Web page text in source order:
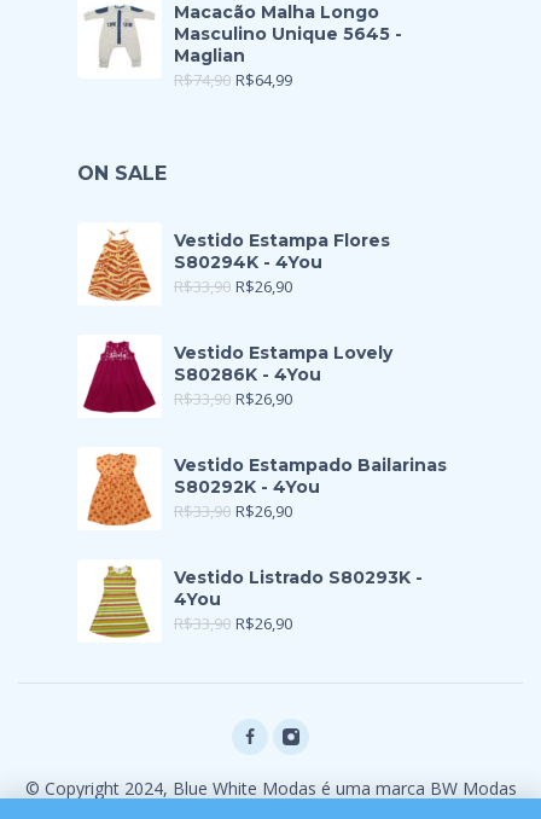
Macacão Malha Longo
Masculino Unique 5645 -
Maglian
R$74,90 R$64,99
ON SALE
Vestido Estampa Flores
S80294K - 4You
R$33,90 R$26,90
Vestido Estampa Lovely
S80286K - 4You
R$33,90 R$26,90
Vestido Estampado Bailarinas
S80292K - 4You
R$33,90 R$26,90
Vestido Listrado S80293K -
4You
R$33,90 R$26,90
© Copyright 2024, Blue White Modas é uma marca BW Modas